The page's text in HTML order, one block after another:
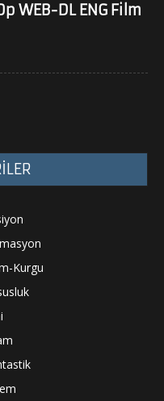
WEB-DL ENG Film
Kurgu